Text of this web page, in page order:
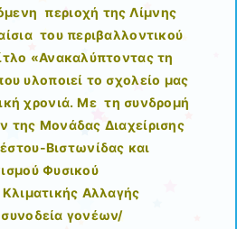
περιοχή της Λίμνης
του περιβαλλοντικού
«Ανακαλύπτοντας τη
υλοποιεί το σχολείο μας
χρονιά. Με τη συνδρομή
της Μονάδας Διαχείρισης
Βιστωνίδας και
Φυσικού
Αλλαγής
γονέων/